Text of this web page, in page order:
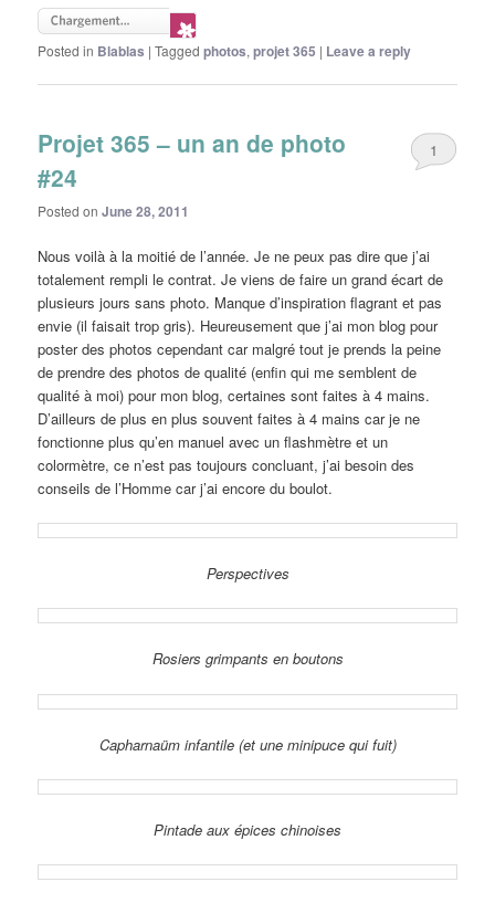
Posted in Blablas |Tagged photos,projet 365 | Leave a reply
Projet 365 – un an de photo
#24
Posted onJune 28, 2011
1
Nous voilà à la moitié de l’année. Je ne peux pas dire que j’ai
totalement rempli le contrat. Je viens de faire un grand écart de
plusieurs jours sans photo. Manque d’inspiration flagrant et pas
envie (il faisait trop gris). Heureusement que j’ai mon blog pour
poster des photos cependant car malgré tout je prends la peine
de prendre des photos de qualité (enfin qui me semblent de
qualité à moi) pour mon blog, certaines sont faites à 4 mains.
D’ailleurs de plus en plus souvent faites à 4 mains car je ne
fonctionne plus qu’en manuel avec un flashmètre et un
colormètre, ce n’est pas toujours concluant, j’ai besoin des
conseils de l’Homme car j’ai encore du boulot.
Perspectives
Rosiers grimpants en boutons
Capharnaüm infantile (et une minipuce qui fuit)
Pintade aux épices chinoises